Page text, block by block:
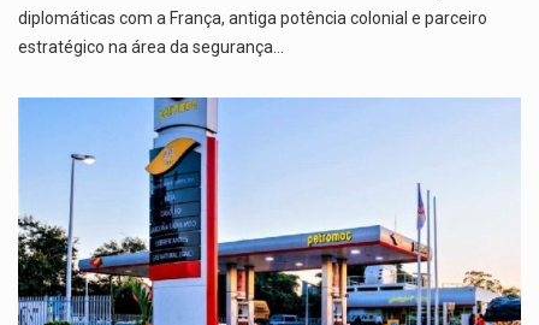
diplomáticas com a França, antiga potência colonial e parceiro
estratégico na área da segurança…